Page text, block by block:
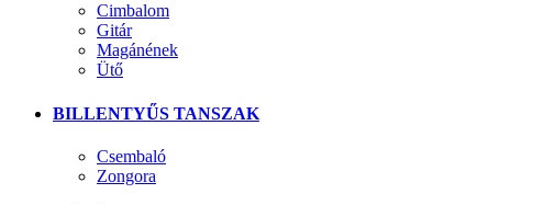
Cimbalom
Gitár
Magánének
Ütő
BILLENTYŰS TANSZAK
Csembaló
Zongora